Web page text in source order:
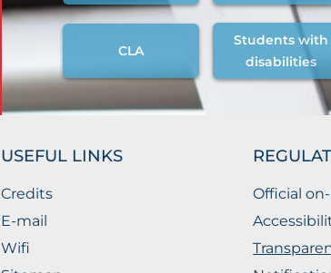
CLA
Students with
disabilities
USEFUL LINKS
Credits
E-mail
Wifi
Official